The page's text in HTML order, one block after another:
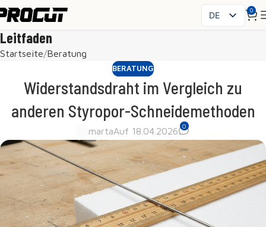
DE
CS
FR
UK
RO
0
Leitfaden
Startseite Beratung
BERATUNG
Widerstandsdraht im Vergleich zu
anderen Styropor-Schneidemethoden
martaAuf 18.04.2026 0